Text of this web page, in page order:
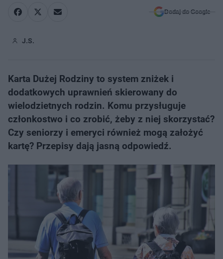
Dodaj do Google
J.S.
Karta Dużej Rodziny to system zniżek i
dodatkowych uprawnień skierowany do
wielodzietnych rodzin. Komu przysługuje
członkostwo i co zrobić, żeby z niej skorzystać?
Czy seniorzy i emeryci również mogą założyć
kartę? Przepisy dają jasną odpowiedź.